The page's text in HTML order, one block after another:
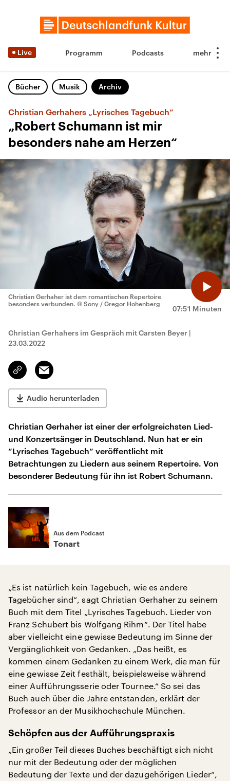
Live Programm Podcasts
Bücher Musik Archiv
Christian Gerhahers „Lyrisches Tagebuch“
„Robert Schumann ist mir
besonders nahe am Herzen“
07:51 Minuten
Christian Gerhaher ist dem romantischen Repertoire
besonders verbunden. © Sony / Gregor Hohenberg
Christian Gerhahers im Gespräch mit Carsten Beyer |
23.03.2022
Link
kopieren/teilen
Email
Audio herunterladen
Christian Gerhaher ist einer der erfolgreichsten Lied-
und Konzertsänger in Deutschland. Nun hat er ein
“Lyrisches Tagebuch“ veröffentlicht mit
Betrachtungen zu Liedern aus seinem Repertoire. Von
besonderer Bedeutung für ihn ist Robert Schumann.
Aus dem Podcast
Tonart
„Es ist natürlich kein Tagebuch, wie es andere
Tagebücher sind“, sagt Christian Gerhaher zu seinem
Buch mit dem Titel „Lyrisches Tagebuch. Lieder von
Franz Schubert bis Wolfgang Rihm“. Der Titel habe
aber vielleicht eine gewisse Bedeutung im Sinne der
Vergänglichkeit von Gedanken. „Das heißt, es
kommen einem Gedanken zu einem Werk, die man für
eine gewisse Zeit festhält, beispielsweise während
einer Aufführungsserie oder Tournee.“ So sei das
Buch auch über die Jahre entstanden, erklärt der
Professor an der Musikhochschule München.
Schöpfen aus der Aufführungspraxis
„Ein großer Teil dieses Buches beschäftigt sich nicht
nur mit der Bedeutung oder der möglichen
Bedeutung der Texte und der dazugehörigen Lieder“,